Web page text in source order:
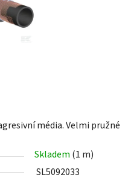
média. Velmi pružné
Skladem (1 m)
SL5092033